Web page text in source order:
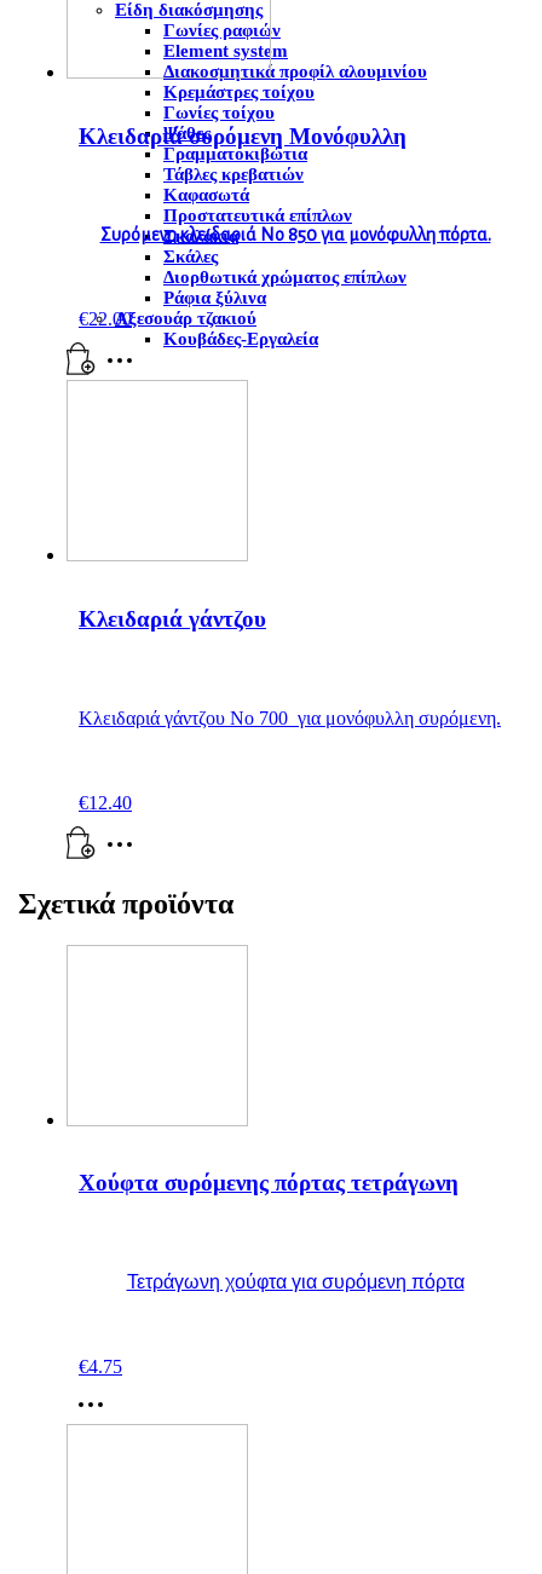
Είδη διακόσμησης
Γωνίες ραφιών
Element system
Διακοσμητικά προφίλ αλουμινίου
Κρεμάστρες τοίχου
Γωνίες τοίχου
Ψάθες
Γραμματοκιβώτια
Τάβλες κρεβατιών
Καφασωτά
Προστατευτικά επίπλων
Σκαλάκια
Σκάλες
Διορθωτικά χρώματος επίπλων
Ράφια ξύλινα
Αξεσουάρ τζακιού
Κουβάδες-Εργαλεία
Κλειδαριά συρόμενη Μονόφυλλη
Συρόμενη κλειδαριά Νο 850 για μονόφυλλη πόρτα.
€22.00
Κλειδαριά γάντζου
Κλειδαριά γάντζου Νο 700 για μονόφυλλη συρόμενη.
€12.40
Σχετικά προϊόντα
Χούφτα συρόμενης πόρτας τετράγωνη
Τετράγωνη χούφτα για συρόμενη πόρτα
€4.75